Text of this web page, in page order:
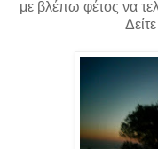
με βλέπω φέτος να